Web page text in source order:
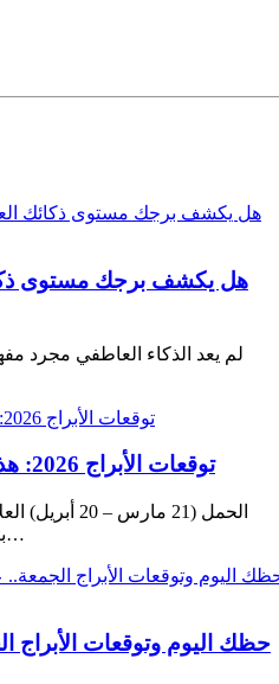
هل يكشف برجك مستوى
لم يعد الذكاء العاطفي مجرد
توقعات الأبراج 2026: هذا ما تقوله السنة عن حظك
الحمل (21
بتاريخ 17 فبراير يمثل نقطة تحول…
حظك اليوم وتوقعات الأبراج